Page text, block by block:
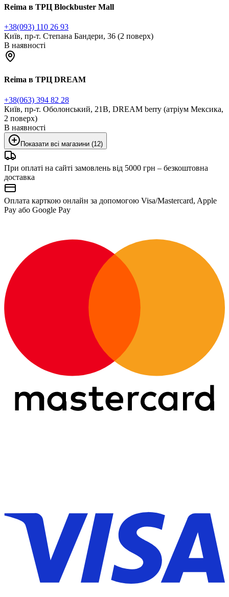
Reima в ТРЦ Blockbuster Mall
+38(093) 110 26 93
Київ, пр-т. Степана Бандери, 36 (2 поверх)
В наявності
Reima в ТРЦ DREAM
+38(063) 394 82 28
Київ, пр-т. Оболонський, 21В, DREAM berry (атріум Мексика,
2 поверх)
В наявності
Показати всі магазини (12)
При оплаті на сайті замовлень від 5000 грн – безкоштовна
доставка
Оплата карткою онлайн за допомогою Visa/Mastercard, Apple
Pay або Google Pay